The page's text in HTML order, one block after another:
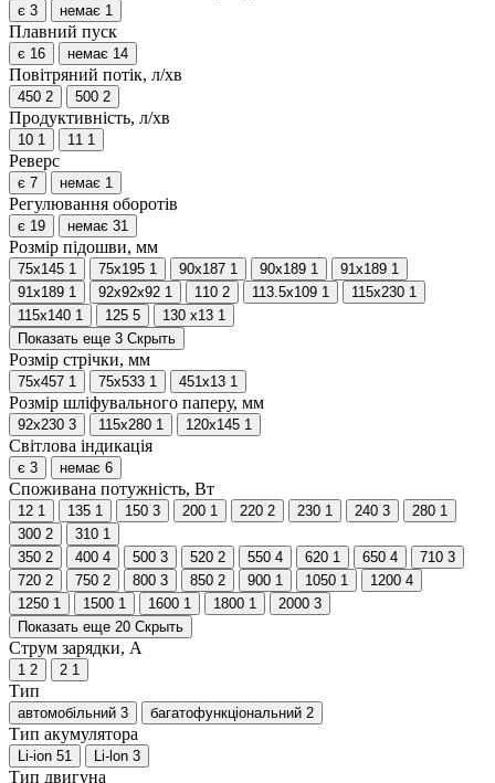
є 3 немає 1
Плавний пуск
є 16 немає 14
Повітряний потік, л/хв
450 2 500 2
Продуктивність, л/хв
10 1 11 1
Реверс
є 7 немає 1
Регулювання оборотів
є 19 немає 31
Розмір підошви, мм
75х145 1 75х195 1 90х187 1 90х189 1 91x189 1
91х189 1 92х92х92 1 110 2 113.5х109 1 115x230 1
115х140 1 125 5 130 х13 1
Показать еще 3 Скрыть
Розмір стрічки, мм
75х457 1 75х533 1 451x13 1
Розмір шліфувального паперу, мм
92х230 3 115x280 1 120х145 1
Світлова індикація
є 3 немає 6
Споживана потужність, Вт
12 1 135 1 150 3 200 1 220 2 230 1 240 3 280 1
300 2 310 1
350 2 400 4 500 3 520 2 550 4 620 1 650 4 710 3
720 2 750 2 800 3 850 2 900 1 1050 1 1200 4
1250 1 1500 1 1600 1 1800 1 2000 3
Показать еще 20 Скрыть
Струм зарядки, А
1 2 2 1
Тип
автомобільний 3 багатофункціональний 2
Тип акумулятора
Li-ion 51 Li-lon 3
Тип двигуна